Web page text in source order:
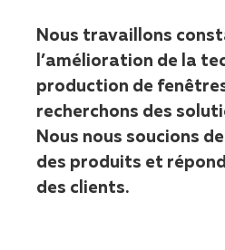
Nous travaillons
l’amélioration de la
production de
recherchons des
Nous nous soucions
des produits et
des clients.